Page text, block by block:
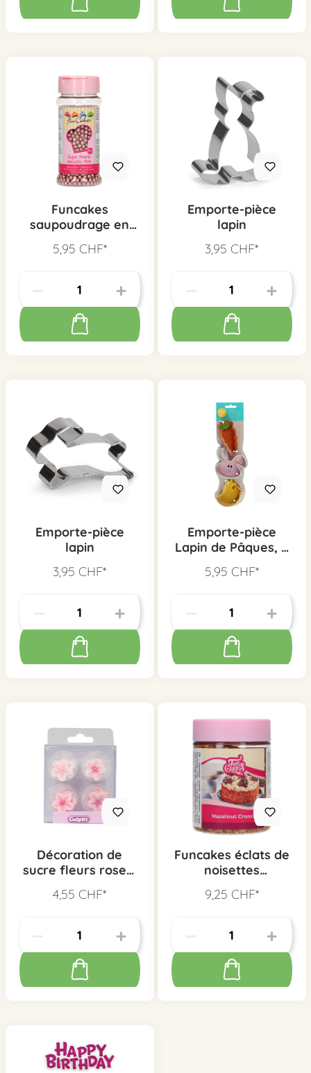
Funcakes
saupoudrage en
métallique, 80 g
5,95 CHF*
Emporte-pièce
lapin
3,95 CHF*
Emporte-pièce
lapin
3,95 CHF*
Emporte-pièce
Lapin de Pâques, 3
5,95 CHF*
Décoration de
sucre fleurs roses,
4,55 CHF*
Funcakes éclats de
noisettes
9,25 CHF*